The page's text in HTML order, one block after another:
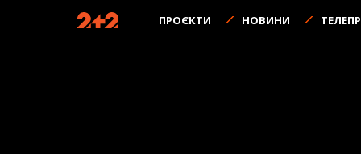
ПРОЄКТИ НОВИНИ